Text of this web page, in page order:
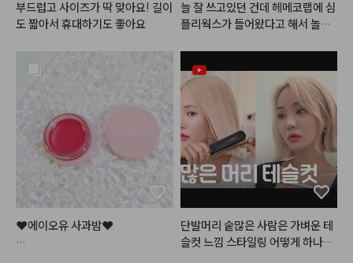
#립틴트 #매트틴트 #모래벨벳
#플린틴트 #포슬포슬#립발색
#lipmakup
스) & 올마이띵스 아임 유어 립티
트 토스티로즈
부드럽고 사이즈가 딱 맞아요! 길이
도 짧아서 휴대하기도 좋아요
늘 잘 쓰고있던 건데 헤메코랩에 심
플리웍스가 들어왔다고 해서 놀랐
나 더 구매했습니다. 포인트도 쓸겸
해서요ㅎㅎ 쉽게 설명하면 1번은 각
질을 없애주고 2번은 수분을 채워
주고 3번은 영양을 넣어줘요. 3번
은 밤에 바르면 아침까지도 쫀득하
게 입술에 남아있고 각질도 적당히
잘 불려주는 편입니다. 아침에 바
르면 그 어떤 글로우립보다 반짝거
리기는 하지만.. 좀만 많이 발랐다
싶으면 흘러내리고.. 제형이 안 맞
으면 아래 발라둔 립베이스부터 립
❤️에이오유 사과밤❤️
단발머리 숱많은 사람은 가벼운 테
슬컷 느낌 스타일링 어떻게 하나요